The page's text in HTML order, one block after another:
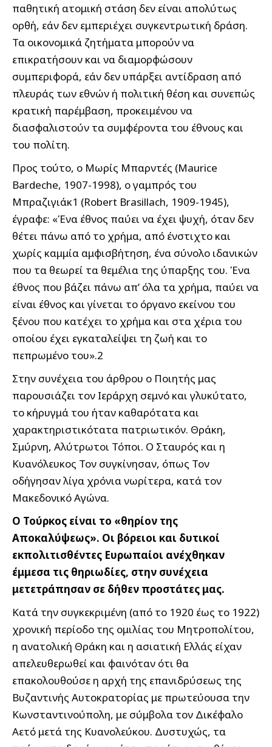
παθητική ατομική στάση δεν είναι απολύτως
ορθή, εάν δεν εμπεριέχει συγκεντρωτική δράση.
Τα οικονομικά ζητήματα μπορούν να
επικρατήσουν και να διαμορφώσουν
συμπεριφορά, εάν δεν υπάρξει αντίδραση από
πλευράς των εθνών ή πολιτική θέση και συνεπώς
κρατική παρέμβαση, προκειμένου να
διασφαλιστούν τα συμφέροντα του έθνους και
του πολίτη.
Προς τούτο, ο Μωρίς Μπαρντές (Maurice
Bardeche, 1907-1998), ο γαμπρός του
Μπραζιγιάκ1 (Robert Brasillach, 1909-1945),
έγραφε: «Ένα έθνος παύει να έχει ψυχή, όταν δεν
θέτει πάνω από το χρήμα, από ένστιχτο και
χωρίς καμμία αμφισβήτηση, ένα σύνολο ιδανικών
που τα θεωρεί τα θεμέλια της ύπαρξης του. Ένα
έθνος που βάζει πάνω απ’ όλα τα χρήμα, παύει να
είναι έθνος και γίνεται το όργανο εκείνου του
ξένου που κατέχει το χρήμα και στα χέρια του
οποίου έχει εγκαταλείψει τη ζωή και το
πεπρωμένο του».2
Στην συνέχεια του άρθρου ο Ποιητής μας
παρουσιάζει τον Ιεράρχη σεμνό και γλυκύτατο,
το κήρυγμά του ήταν καθαρότατα και
χαρακτηριστικότατα πατριωτικόν. Θράκη,
Σμύρνη, Αλύτρωτοι Τόποι. Ο Σταυρός και η
Κυανόλευκος Τον συγκίνησαν, όπως Τον
οδήγησαν λίγα χρόνια νωρίτερα, κατά τον
Μακεδονικό Αγώνα.
Ο Τούρκος είναι το «θηρίον της
Αποκαλύψεως». Οι βόρειοι και δυτικοί
εκπολιτισθέντες Ευρωπαίοι ανέχθηκαν
έμμεσα τις θηριωδίες, στην συνέχεια
μετετράπησαν σε δήθεν προστάτες μας.
Κατά την συγκεκριμένη (από το 1920 έως το 1922)
χρονική περίοδο της ομιλίας του Μητροπολίτου,
η ανατολική Θράκη και η ασιατική Ελλάς είχαν
απελευθερωθεί και φαινόταν ότι θα
επακολουθούσε η αρχή της επανιδρύσεως της
Βυζαντινής Αυτοκρατορίας με πρωτεύουσα την
Κωνσταντινούπολη, με σύμβολα τον Δικέφαλο
Αετό μετά της Κυανολεύκου. Δυστυχώς, τα